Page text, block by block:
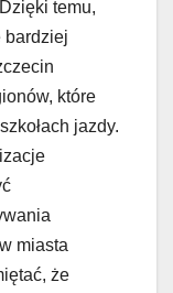
temu,
bardziej
które
jazdy.
miasta
że